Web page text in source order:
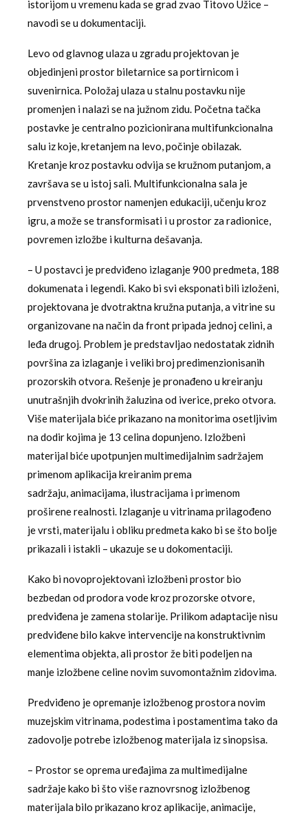
istorijom u vremenu kada se grad zvao Titovo Užice –
navodi se u dokumentaciji.
Levo od glavnog ulaza u zgradu projektovan je
objedinjeni prostor biletarnice sa portirnicom i
suvenirnica. Položaj ulaza u stalnu postavku nije
promenjen i nalazi se na južnom zidu. Početna tačka
postavke je centralno pozicionirana multifunkcionalna
salu iz koje, kretanjem na levo, počinje obilazak.
Kretanje kroz postavku odvija se kružnom putanjom, a
završava se u istoj sali. Multifunkcionalna sala je
prvenstveno prostor namenjen edukaciji, učenju kroz
igru, a može se transformisati i u prostor za radionice,
povremen izložbe i kulturna dešavanja.
– U postavci je predviđeno izlaganje 900 predmeta, 188
dokumenata i legendi. Kako bi svi eksponati bili izloženi,
projektovana je dvotraktna kružna putanja, a vitrine su
organizovane na način da front pripada jednoj celini, a
leđa drugoj. Problem je predstavljao nedostatak zidnih
površina za izlaganje i veliki broj predimenzionisanih
prozorskih otvora. Rešenje je pronađeno u kreiranju
unutrašnjih dvokrinih žaluzina od iverice, preko otvora.
Više materijala biće prikazano na monitorima osetljivim
na dodir kojima je 13 celina dopunjeno. Izložbeni
materijal biće upotpunjen multimedijalnim sadržajem
primenom aplikacija kreiranim prema
sadržaju, animacijama, ilustracijama i primenom
proširene realnosti. Izlaganje u vitrinama prilagođeno
je vrsti, materijalu i obliku predmeta kako bi se što bolje
prikazali i istakli – ukazuje se u dokomentaciji.
Kako bi novoprojektovani izložbeni prostor bio
bezbedan od prodora vode kroz prozorske otvore,
predviđena je zamena stolarije. Prilikom adaptacije nisu
predviđene bilo kakve intervencije na konstruktivnim
elementima objekta, ali prostor že biti podeljen na
manje izložbene celine novim suvomontažnim zidovima.
Predviđeno je opremanje izložbenog prostora novim
muzejskim vitrinama, podestima i postamentima tako da
zadovolje potrebe izložbenog materijala iz sinopsisa.
– Prostor se oprema uređajima za multimedijalne
sadržaje kako bi što više raznovrsnog izložbenog
materijala bilo prikazano kroz aplikacije, animacije,